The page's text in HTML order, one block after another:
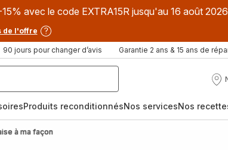
avec le code EXTRA15R jusqu'au 16 août
de l'offre
90 jours pour changer d’avis Garantie 2 ans & 15 ans de
Produits reconditionnésNos servicesNos
à ma façon